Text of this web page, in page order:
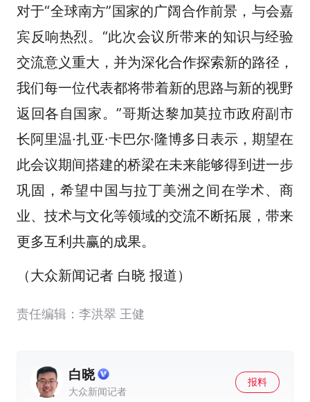
对于“全球南方”国家的广阔合作前景，与会嘉
宾反响热烈。“此次会议所带来的知识与经验
交流意义重大，并为深化合作探索新的路径，
我们每一位代表都将带着新的思路与新的视野
返回各自国家。”哥斯达黎加莫拉市政府副市
长阿里温·扎亚·卡巴尔·隆博多日表示，期望在
此会议期间搭建的桥梁在未来能够得到进一步
巩固，希望中国与拉丁美洲之间在学术、商
业、技术与文化等领域的交流不断拓展，带来
更多互利共赢的成果。
（大众新闻记者 白晓 报道）
责任编辑：李洪翠 王健
白晓
大众新闻记者
报料